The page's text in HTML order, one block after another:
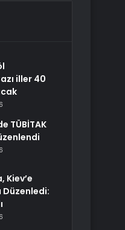
iller 40
TÜBİTAK
Kiev’e
Düzenledi: